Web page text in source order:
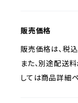
販売価格
販売価格は、税込
また、別途配送
しては商品詳細